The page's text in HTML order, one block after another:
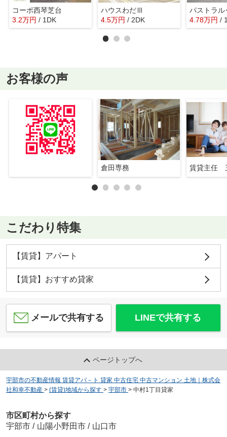
コーポ西琴芝台
3.2万円 / 1DK
ハウスわだⅢ
4.5万円 / 2DK 4.78万円 /
お客様の声
倉田専務 賃貸主任
こだわり特集
【賃貸】アパート
【賃貸】おすすめ貸家
メールで共有する LINEで共有する
ページトップへ
宇部市の不動産情報 賃貸アパ－ト 貸家 中古住宅 中古マンション 土地｜株式会
社和幸不動産 > (賃貸)地域から探す > 宇部市 > 中村1丁目貸家
市区町村から探す
宇部市 / 山陽小野田市 / 山口市